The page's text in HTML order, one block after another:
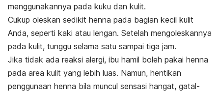
menggunakannya pada kuku dan kulit.
Cukup oleskan sedikit henna pada bagian kecil kulit
Anda, seperti kaki atau lengan. Setelah mengoleskannya
pada kulit, tunggu selama satu sampai tiga jam.
Jika tidak ada reaksi alergi, ibu hamil boleh pakai henna
pada area kulit yang lebih luas. Namun, hentikan
penggunaan henna bila muncul sensasi hangat, gatal-